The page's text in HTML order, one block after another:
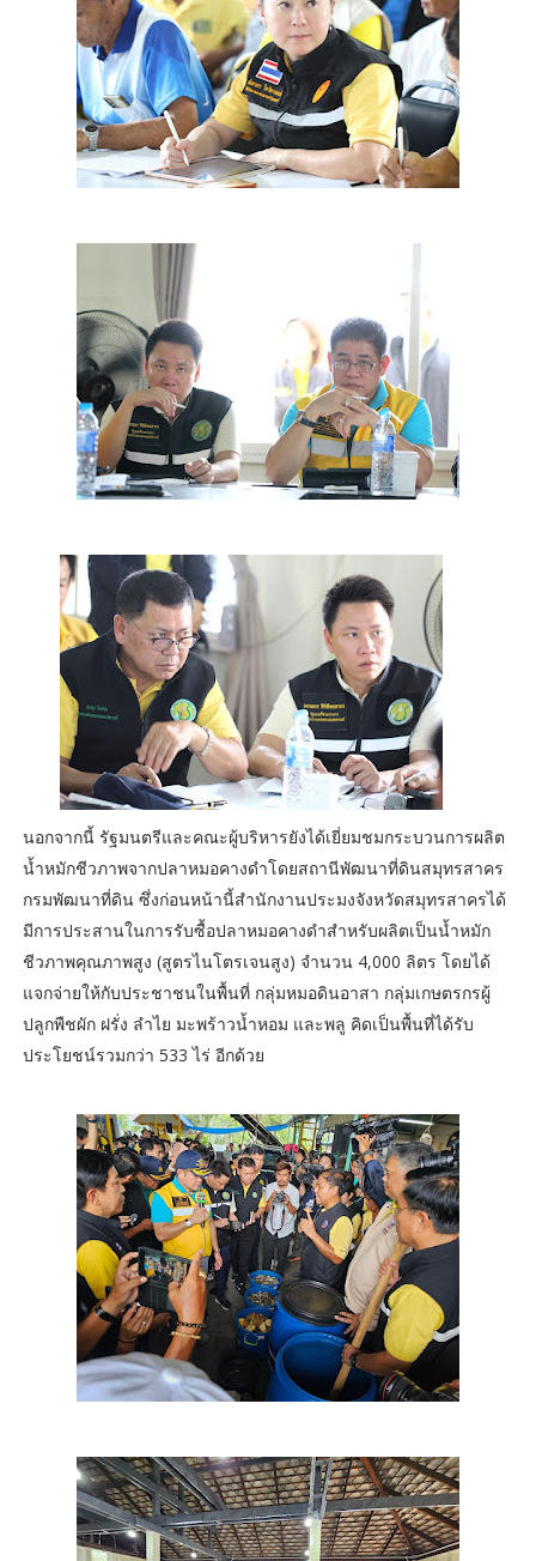
นอกจากนี้ รัฐมนตรีและคณะผู้บริหารยังได้เยี่ยมชมกระบวนการผลิต
น้ำหมักชีวภาพจากปลาหมอคางดำโดยสถานีพัฒนาที่ดินสมุทรสาคร
กรมพัฒนาที่ดิน ซึ่งก่อนหน้านี้สำนักงานประมงจังหวัดสมุทรสาครได้
มีการประสานในการรับซื้อปลาหมอคางดำสำหรับผลิตเป็นน้ำหมัก
ชีวภาพคุณภาพสูง (สูตรไนโตรเจนสูง) จำนวน 4,000 ลิตร โดยได้
แจกจ่ายให้กับประชาชนในพื้นที่ กลุ่มหมอดินอาสา กลุ่มเกษตรกรผู้
ปลูกพืชผัก ฝรั่ง ลำไย มะพร้าวน้ำหอม และพลู คิดเป็นพื้นที่ได้รับ
ประโยชน์รวมกว่า 533 ไร่ อีกด้วย